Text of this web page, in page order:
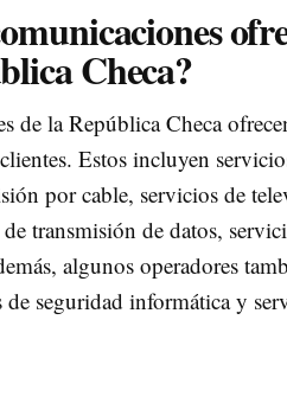
Checa?
de la República Checa
Estos incluyen
por cable, servicios de
transmisión de datos,
algunos operadores
seguridad informática y